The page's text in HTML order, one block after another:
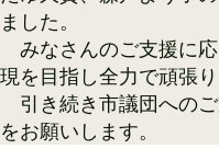
ました。
みなさんのご支援に
現を目指し全力で頑張り
引き続き市議団への
をお願いします。​